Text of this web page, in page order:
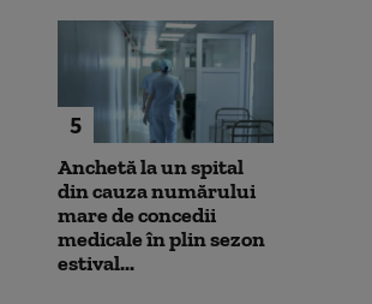
5
Anchetă la un spital
din cauza numărului
mare de concedii
medicale în plin sezon
estival...